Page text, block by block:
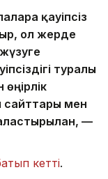
қауіпсіз
ол жерде
туралы
сайттары мен
—
кетті.